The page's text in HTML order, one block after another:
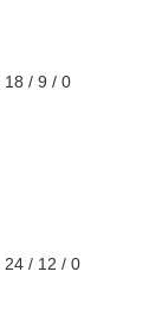
18 / 9 / 0
24 / 12 / 0